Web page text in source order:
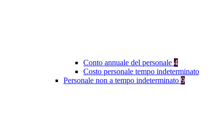
Conto annuale del personale 4
Costo personale tempo indeterminato
Personale non a tempo indeterminato 9